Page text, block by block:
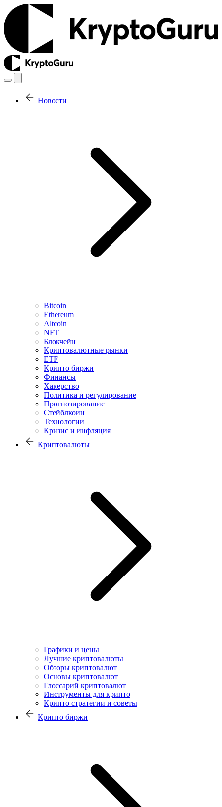
Новости
Bitcoin
Ethereum
Altcoin
NFT
Блокчейн
Криптовалютные рынки
ETF
Крипто биржи
Финансы
Хакерство
Политика и регулирование
Прогнозирование
Стейблкоин
Технологии
Кризис и инфляция
Криптовалюты
Графики и цены
Лучшие криптовалюты
Обзоры криптовалют
Основы криптовалют
Глоссарий криптовалют
Инструменты для крипто
Крипто стратегии и советы
Крипто биржи